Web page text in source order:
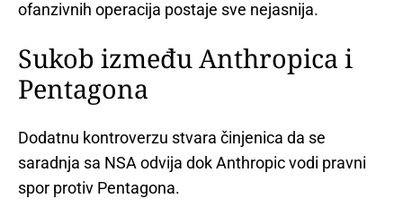
ofanzivnih operacija postaje sve nejasnija.
Sukob između Anthropica i
Pentagona
Dodatnu kontroverzu stvara činjenica da se
saradnja sa NSA odvija dok Anthropic vodi pravni
spor protiv Pentagona.